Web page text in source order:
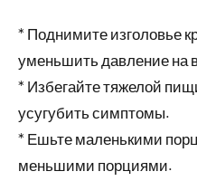
* Поднимите изголовье
уменьшить давление на
* Избегайте тяжелой
усугубить симптомы.
* Ешьте маленькими
меньшими порциями.